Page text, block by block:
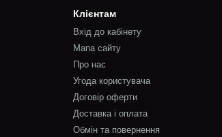
Клієнтам
Вхід до кабінету
Мапа сайту
Про нас
Угода користувача
Договір оферти
Доставка і оплата
Обмін та повернення